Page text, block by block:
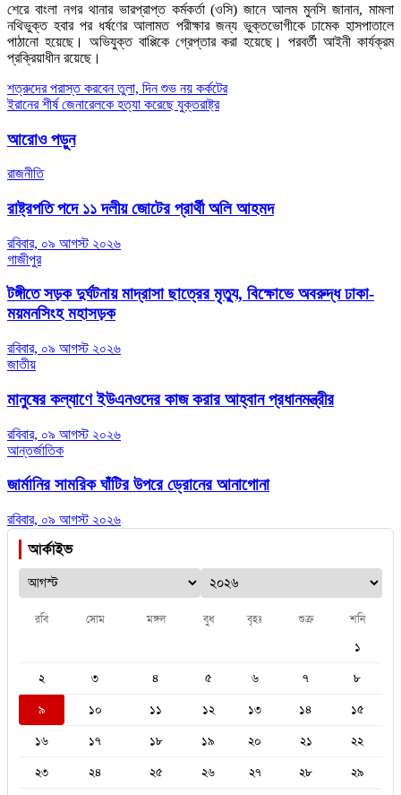
শেরে বাংলা নগর থানার ভারপ্রাপ্ত কর্মকর্তা (ওসি) জানে আলম মুনসি জানান, মামলা
নথিভুক্ত হবার পর ধর্ষণের আলামত পরীক্ষার জন্য ভুক্তভোগীকে ঢামেক হাসপাতালে
পাঠানো হয়েছে। অভিযুক্ত বাপ্পিকে গ্রেপ্তার করা হয়েছে। পরবর্তী আইনী কার্যক্রম
প্রক্রিয়াধীন রয়েছে।
Post
navigation
শত্রুদের পরাস্ত করবেন তুলা, দিন শুভ নয় কর্কটের
ইরানের শীর্ষ জেনারেলকে হত্যা করেছে যুক্তরাষ্ট্র
আরোও পড়ুন
রাজনীতি
রাষ্ট্রপতি পদে ১১ দলীয় জোটের প্রার্থী অলি আহমদ
রবিবার, ০৯ আগস্ট ২০২৬
গাজীপুর
টঙ্গীতে সড়ক দুর্ঘটনায় মাদ্রাসা ছাত্রের মৃত্যু, বিক্ষোভে অবরুদ্ধ ঢাকা-
ময়মনসিংহ মহাসড়ক
রবিবার, ০৯ আগস্ট ২০২৬
জাতীয়
মানুষের কল্যাণে ইউএনওদের কাজ করার আহ্বান প্রধানমন্ত্রীর
রবিবার, ০৯ আগস্ট ২০২৬
আন্তর্জাতিক
জার্মানির সামরিক ঘাঁটির উপরে ড্রোনের আনাগোনা
রবিবার, ০৯ আগস্ট ২০২৬
আর্কাইভ
রবি সোম মঙ্গল বুধ বৃহঃ শুক্র শনি
১
২
৩ ৪ ৫ ৬ ৭
৮
৯
১০ ১১ ১২ ১৩ ১৪
১৫
১৬
১৭ ১৮ ১৯ ২০ ২১
২২
২৩
২৪ ২৫ ২৬ ২৭ ২৮ ২৯